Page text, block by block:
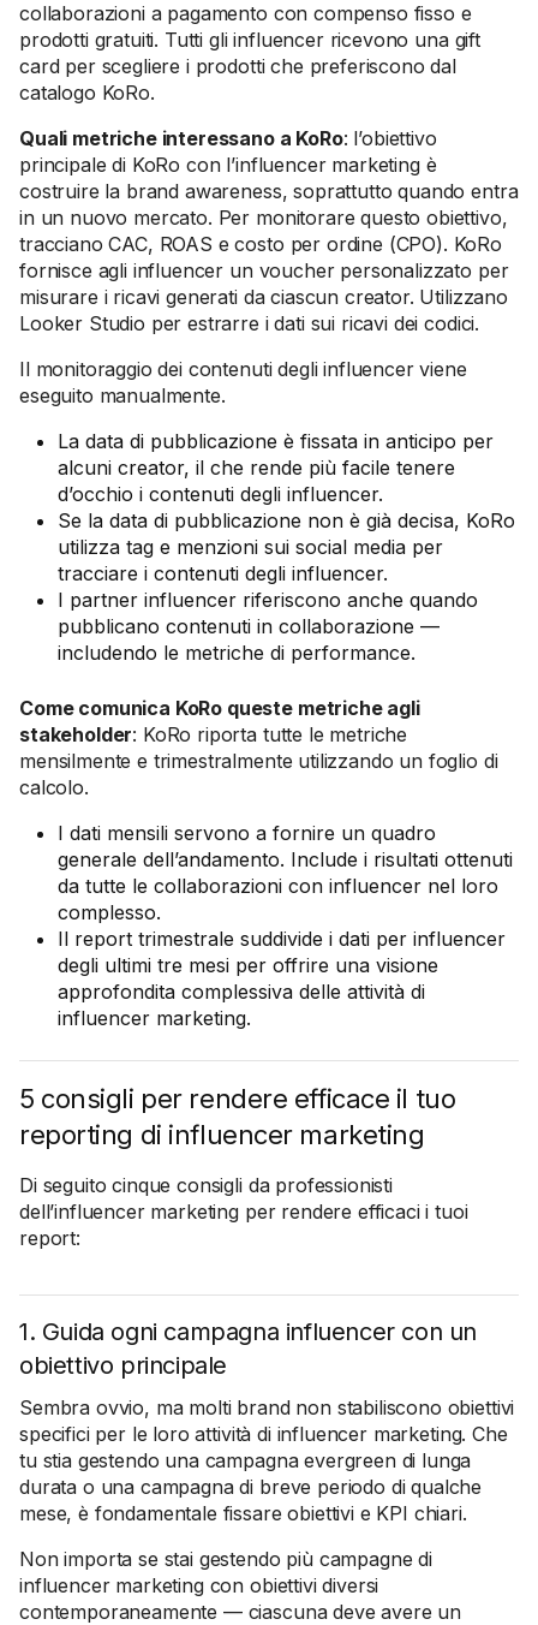
collaborazioni a pagamento con compenso fisso e
prodotti gratuiti. Tutti gli influencer ricevono una gift
card per scegliere i prodotti che preferiscono dal
catalogo KoRo.
Quali metriche interessano a KoRo: l’obiettivo
principale di KoRo con l’influencer marketing è
costruire la brand awareness, soprattutto quando entra
in un nuovo mercato. Per monitorare questo obiettivo,
tracciano CAC, ROAS e costo per ordine (CPO). KoRo
fornisce agli influencer un voucher personalizzato per
misurare i ricavi generati da ciascun creator. Utilizzano
Looker Studio per estrarre i dati sui ricavi dei codici.
Il monitoraggio dei contenuti degli influencer viene
eseguito manualmente.
La data di pubblicazione è fissata in anticipo per
alcuni creator, il che rende più facile tenere
d’occhio i contenuti degli influencer.
Se la data di pubblicazione non è già decisa, KoRo
utilizza tag e menzioni sui social media per
tracciare i contenuti degli influencer.
I partner influencer riferiscono anche quando
pubblicano contenuti in collaborazione —
includendo le metriche di performance.
Come comunica KoRo queste metriche agli
stakeholder: KoRo riporta tutte le metriche
mensilmente e trimestralmente utilizzando un foglio di
calcolo.
I dati mensili servono a fornire un quadro
generale dell’andamento. Include i risultati ottenuti
da tutte le collaborazioni con influencer nel loro
complesso.
Il report trimestrale suddivide i dati per influencer
degli ultimi tre mesi per offrire una visione
approfondita complessiva delle attività di
influencer marketing.
5 consigli per rendere efficace il tuo
reporting di influencer marketing
Di seguito cinque consigli da professionisti
dell’influencer marketing per rendere efficaci i tuoi
report:
1. Guida ogni campagna influencer con un
obiettivo principale
Sembra ovvio, ma molti brand non stabiliscono obiettivi
specifici per le loro attività di influencer marketing. Che
tu stia gestendo una campagna evergreen di lunga
durata o una campagna di breve periodo di qualche
mese, è fondamentale fissare obiettivi e KPI chiari.
Non importa se stai gestendo più campagne di
influencer marketing con obiettivi diversi
contemporaneamente — ciascuna deve avere un